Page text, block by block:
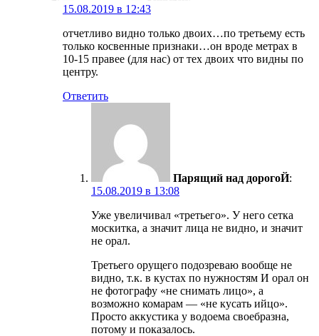
15.08.2019 в 12:43
отчетливо видно только двоих…по третьему есть
только косвенные признаки…он вроде метрах в
10-15 правее (для нас) от тех двоих что видны по
центру.
Ответить
Парящий над дорогоЙ:
15.08.2019 в 13:08
Уже увеличивал «третьего». У него сетка
москитка, а значит лица не видно, и значит
не орал.
Третьего орущего подозреваю вообще не
видно, т.к. в кустах по нужностям И орал он
не фотографу «не снимать лицо», а
возможно комарам — «не кусать ийцо».
Просто аккустика у водоема своебразна,
потому и показалось.